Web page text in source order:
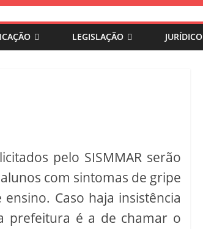
LEGISLAÇÃO JURÍDICO
pelo SISMMAR serão
com sintomas de gripe
Caso haja insistência
prefeitura é a de chamar o